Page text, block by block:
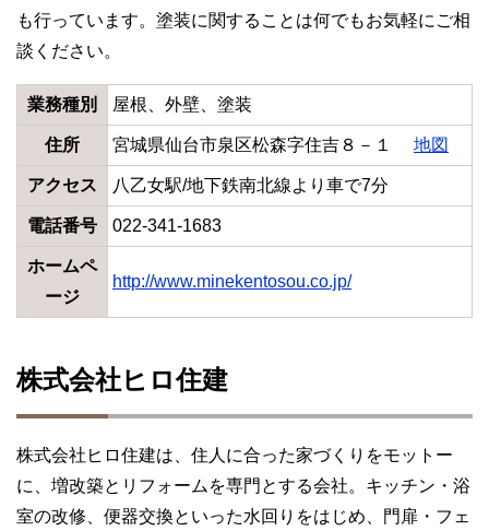
も行っています。塗装に関することは何でもお気軽にご相
談ください。
業務種別 屋根、外壁、塗装
住所 宮城県仙台市泉区松森字住吉８－１ 地図
アクセス 八乙女駅/地下鉄南北線より車で7分
電話番号 022-341-1683
ホームペ
ージ
http://www.minekentosou.co.jp/
株式会社ヒロ住建
株式会社ヒロ住建は、住人に合った家づくりをモットー
に、増改築とリフォームを専門とする会社。キッチン・浴
室の改修、便器交換といった水回りをはじめ、門扉・フェ